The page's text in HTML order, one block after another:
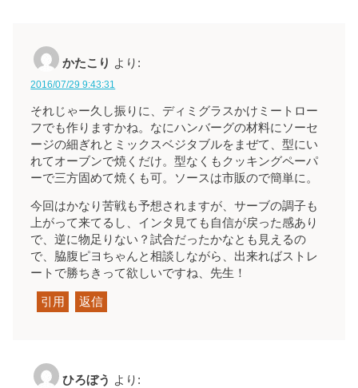
かたこり より:
2016/07/29 9:43:31
それじゃー久し振りに、ディミグラスかけミートロー
フでも作りますかね。なにハンバーグの材料にソーセ
ージの細ぎれとミックスベジタブルをまぜて、型にい
れてオーブンで焼くだけ。型なくもクッキングペーパ
ーで三方固めて焼くも可。ソースは市販ので簡単に。
今回はかなり苦戦も予想されますが、サーブの調子も
上がって来てるし、インタ見ても自信が戻った感あり
で、逆に物足りない？試合だったかなとも見えるの
で、脇腹ピヨちゃんと相談しながら、出来ればストレ
ートで勝ちきって欲しいですね、先生！
引用 返信
ひろぼう より: